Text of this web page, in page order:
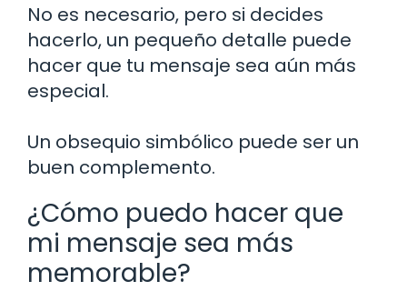
No es necesario, pero si decides
hacerlo, un pequeño detalle puede
hacer que tu mensaje sea aún más
especial.
Un obsequio simbólico puede ser un
buen complemento.
¿Cómo puedo hacer que
mi mensaje sea más
memorable?